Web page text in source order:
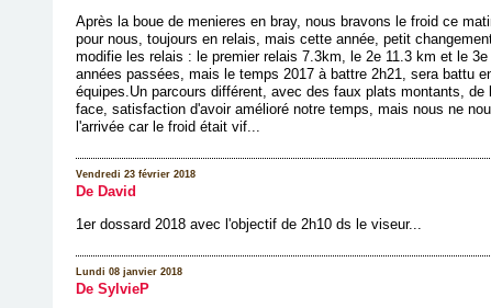
Après la boue de menieres en bray, nous bravons le froid ce
pour nous, toujours en relais, mais cette année, petit
modifie les relais : le premier relais 7.3km, le 2e 11.3 km et le
années passées, mais le temps 2017 à battre 2h21, sera battu
équipes.Un parcours différent, avec des faux plats montants,
face, satisfaction d'avoir amélioré notre temps, mais nous ne
l'arrivée car le froid était vif...
Vendredi 23 février 2018
De David
1er dossard 2018 avec l'objectif de 2h10 ds le viseur...
Lundi 08 janvier 2018
De SylvieP